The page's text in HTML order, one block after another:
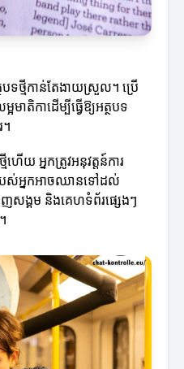
ថបទថ្មីកាន់តែងាយស្រួល។ ប្រើ
ាតិកាដើម្បីធ្វើឱ្យអត្ថបទ
ើយ អ្នកត្រូវអនុវត្តន៍ការ
របស់អ្នកអាចឈានទៅដល់
ញសង្គម និងគេហទំព័រផ្សេងៗ